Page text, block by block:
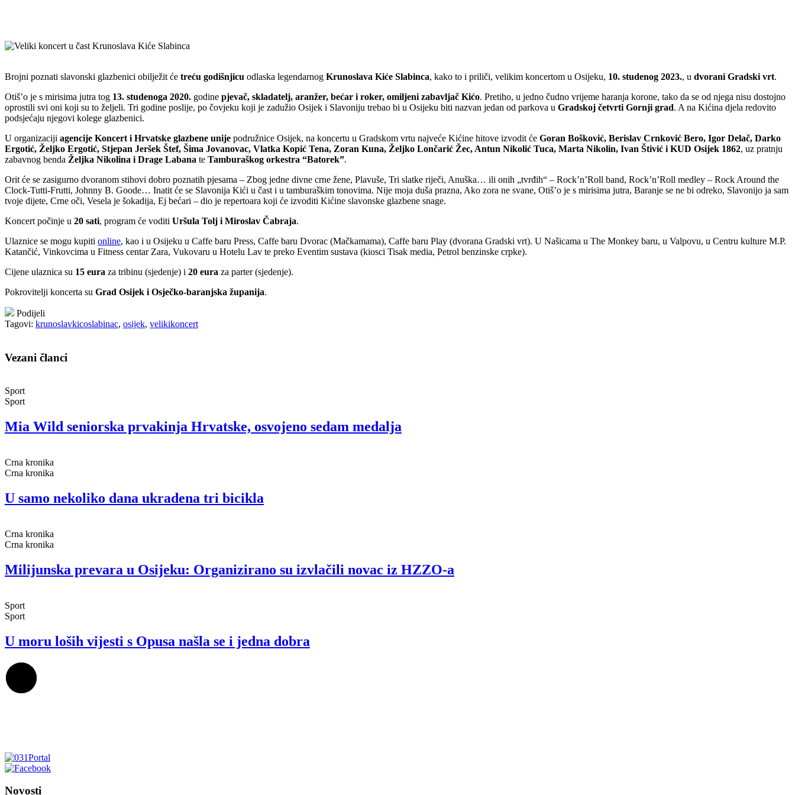
Brojni poznati slavonski glazbenici obilježit će treću godišnjicu odlaska legendarnog Krunoslava Kiće Slabinca, kako to i priliči, velikim koncertom u Osijeku, 10. studenog 2023., u dvorani Gradski vrt.
Otiš’o je s mirisima jutra tog 13. studenoga 2020. godine pjevač, skladatelj, aranžer, bećar i roker, omiljeni zabavljač Kićo. Pretiho, u jedno čudno vrijeme haranja korone, tako da se od njega nisu dostojno
oprostili svi oni koji su to željeli. Tri godine poslije, po čovjeku koji je zadužio Osijek i Slavoniju trebao bi u Osijeku biti nazvan jedan od parkova u Gradskoj četvrti Gornji grad. A na Kićina djela redovito
podsjećaju njegovi kolege glazbenici.
U organizaciji agencije Koncert i Hrvatske glazbene unije podružnice Osijek, na koncertu u Gradskom vrtu najveće Kićine hitove izvodit će Goran Bošković, Berislav Crnković Bero, Igor Delač, Darko
Ergotić, Željko Ergotić, Stjepan Jeršek Štef, Šima Jovanovac, Vlatka Kopić Tena, Zoran Kuna, Željko Lončarić Žec, Antun Nikolić Tuca, Marta Nikolin, Ivan Štivić i KUD Osijek 1862, uz pratnju
zabavnog benda Željka Nikolina i Drage Labana te Tamburaškog orkestra “Batorek”.
Orit će se zasigurno dvoranom stihovi dobro poznatih pjesama – Zbog jedne divne crne žene, Plavuše, Tri slatke riječi, Anuška… ili onih „tvrđih“ – Rock’n’Roll band, Rock’n’Roll medley – Rock Around the
Clock-Tutti-Frutti, Johnny B. Goode… Inatit će se Slavonija Kići u čast i u tamburaškim tonovima. Nije moja duša prazna, Ako zora ne svane, Otiš’o je s mirisima jutra, Baranje se ne bi odreko, Slavonijo ja sam
tvoje dijete, Crne oči, Vesela je šokadija, Ej bećari – dio je repertoara koji će izvoditi Kićine slavonske glazbene snage.
Koncert počinje u 20 sati, program će voditi Uršula Tolj i Miroslav Čabraja.
Ulaznice se mogu kupiti online, kao i u Osijeku u Caffe baru Press, Caffe baru Dvorac (Mačkamama), Caffe baru Play (dvorana Gradski vrt). U Našicama u The Monkey baru, u Valpovu, u Centru kulture M.P.
Katančić, Vinkovcima u Fitness centar Zara, Vukovaru u Hotelu Lav te preko Eventim sustava (kiosci Tisak media, Petrol benzinske crpke).
Cijene ulaznica su 15 eura za tribinu (sjedenje) i 20 eura za parter (sjedenje).
Pokrovitelji koncerta su Grad Osijek i Osječko-baranjska županija.
Podijeli
Tagovi: krunoslavkicoslabinac, osijek, velikikoncert
Vezani članci
Sport
Sport
Mia Wild seniorska prvakinja Hrvatske, osvojeno sedam medalja
Crna kronika
Crna kronika
U samo nekoliko dana ukradena tri bicikla
Crna kronika
Crna kronika
Milijunska prevara u Osijeku: Organizirano su izvlačili novac iz HZZO-a
Sport
Sport
U moru loših vijesti s Opusa našla se i jedna dobra
Novosti